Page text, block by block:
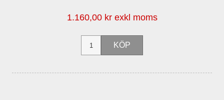
1.160,00 kr exkl moms